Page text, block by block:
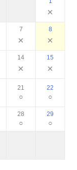
×
7
×
8
×
14
×
15
×
21
○
22
○
28
○
29
○